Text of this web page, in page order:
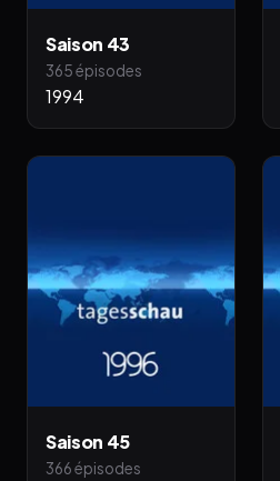
Saison 43
365 épisodes
1994
Saison 45
366 épisodes